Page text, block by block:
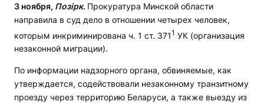
3 ноября, Позірк. Прокуратура Минской области
направила в суд дело в отношении четырех человек,
которым инкриминирована ч. 1 ст. 3711 УК (организация
незаконной миграции).
По информации надзорного органа, обвиняемые, как
утверждается, содействовали незаконному транзитному
проезду через территорию Беларуси, а также выезду из